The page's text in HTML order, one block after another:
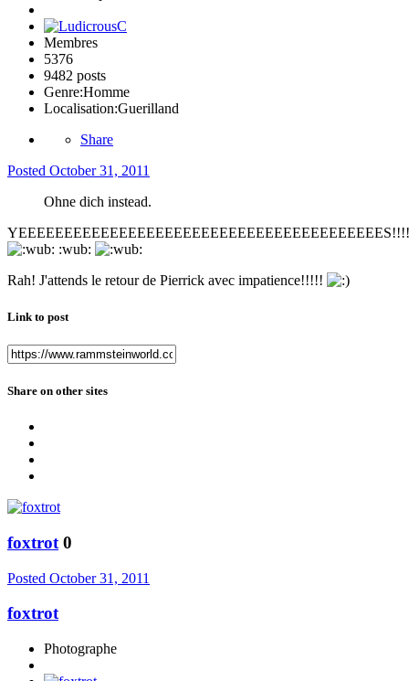
Membres
5376
9482 posts
Genre:Homme
Localisation:Guerilland
Share
Posted October 31, 2011
Ohne dich instead.
:wub:
Rah! J'attends le retour de Pierrick avec impatience!!!!!
Link to post
Share on other sites
foxtrot 0
Posted October 31, 2011
foxtrot
Photographe